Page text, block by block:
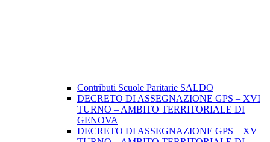
Contributi Scuole Paritarie SALDO
DECRETO DI ASSEGNAZIONE GPS – XVI
TURNO – AMBITO TERRITORIALE DI
GENOVA
DECRETO DI ASSEGNAZIONE GPS – XV